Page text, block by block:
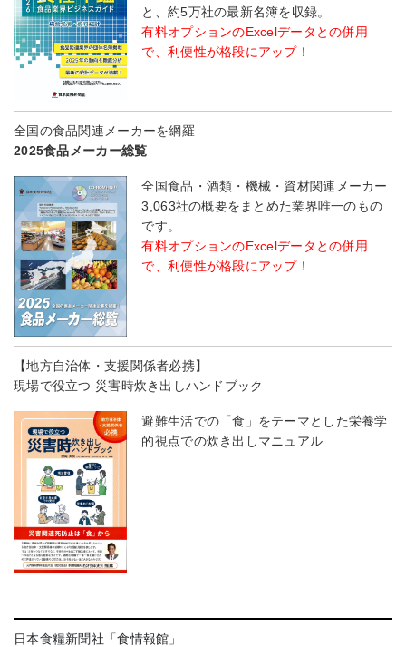
と、約5万社の最新名簿を収録。
有料オプションのExcelデータとの併用
で、利便性が格段にアップ！
全国の食品関連メーカーを網羅――
2025食品メーカー総覧
全国食品・酒類・機械・資材関連メーカー
3,063社の概要をまとめた業界唯一のもの
です。
有料オプションのExcelデータとの併用
で、利便性が格段にアップ！
【地方自治体・支援関係者必携】
現場で役立つ 災害時炊き出しハンドブック
避難生活での「食」をテーマとした栄養学
的視点での炊き出しマニュアル
日本食糧新聞社「食情報館」